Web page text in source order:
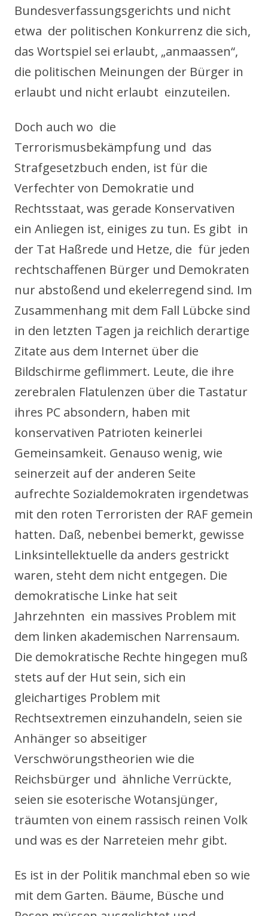
Bundesverfassungsgerichts und nicht
etwa der politischen Konkurrenz die sich,
das Wortspiel sei erlaubt, „anmaassen“,
die politischen Meinungen der Bürger in
erlaubt und nicht erlaubt einzuteilen.
Doch auch wo die
Terrorismusbekämpfung und das
Strafgesetzbuch enden, ist für die
Verfechter von Demokratie und
Rechtsstaat, was gerade Konservativen
ein Anliegen ist, einiges zu tun. Es gibt in
der Tat Haßrede und Hetze, die für jeden
rechtschaffenen Bürger und Demokraten
nur abstoßend und ekelerregend sind. Im
Zusammenhang mit dem Fall Lübcke sind
in den letzten Tagen ja reichlich derartige
Zitate aus dem Internet über die
Bildschirme geflimmert. Leute, die ihre
zerebralen Flatulenzen über die Tastatur
ihres PC absondern, haben mit
konservativen Patrioten keinerlei
Gemeinsamkeit. Genauso wenig, wie
seinerzeit auf der anderen Seite
aufrechte Sozialdemokraten irgendetwas
mit den roten Terroristen der RAF gemein
hatten. Daß, nebenbei bemerkt, gewisse
Linksintellektuelle da anders gestrickt
waren, steht dem nicht entgegen. Die
demokratische Linke hat seit
Jahrzehnten ein massives Problem mit
dem linken akademischen Narrensaum.
Die demokratische Rechte hingegen muß
stets auf der Hut sein, sich ein
gleichartiges Problem mit
Rechtsextremen einzuhandeln, seien sie
Anhänger so abseitiger
Verschwörungstheorien wie die
Reichsbürger und ähnliche Verrückte,
seien sie esoterische Wotansjünger,
träumten von einem rassisch reinen Volk
und was es der Narreteien mehr gibt.
Es ist in der Politik manchmal eben so wie
mit dem Garten. Bäume, Büsche und